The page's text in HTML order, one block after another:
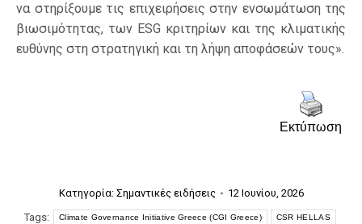
να στηρίξουμε τις επιχειρήσεις στην ενσωμάτωση της
βιωσιμότητας, των ESG κριτηρίων και της κλιματικής
ευθύνης στη στρατηγική και τη λήψη αποφάσεών τους».
Εκτύπωση
Κατηγορία: Σημαντικές ειδήσεις
12 Ιουνίου, 2026
Tags:
Climate Governance Initiative Greece (CGI Greece) CSR HELLAS